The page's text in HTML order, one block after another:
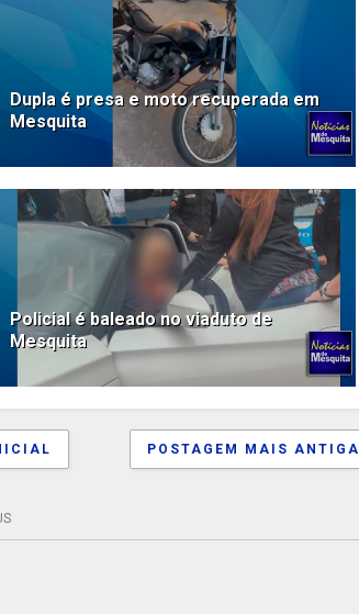
Dupla é presa e moto recuperada em
Mesquita
Policial é baleado no viaduto de
Mesquita
POSTAGEM MAIS ANTIGA